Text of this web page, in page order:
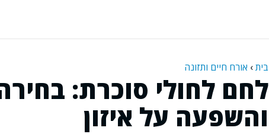
בית› אורח חיים ותזונה
לחם לחולי סוכרת:
והשפעה על איזון